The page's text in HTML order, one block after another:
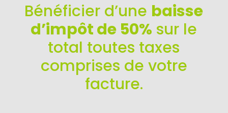
Bénéficier d’une baisse
d’impôt de 50% sur le
total toutes taxes
comprises de votre
facture.